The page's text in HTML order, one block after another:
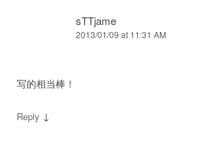
sTTjame
2013/01/09 at 11:31 AM
写的相当棒！
Reply ↓